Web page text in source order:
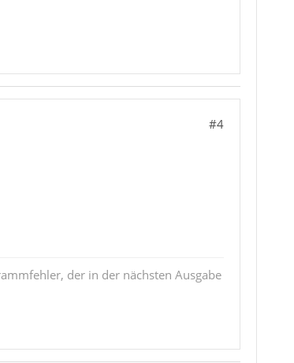
#4
der in der nächsten Ausgabe